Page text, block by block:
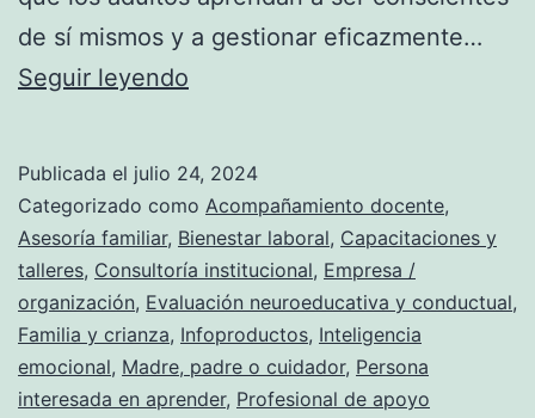
de sí mismos y a gestionar eficazmente…
Seguir leyendo
educación
emocional
para
adultos:
consejos
y
Publicada el julio 24, 2024
Categorizado como Acompañamiento docente,
Asesoría familiar, Bienestar laboral, Capacitaciones y
talleres, Consultoría institucional, Empresa /
organización, Evaluación neuroeducativa y conductual,
Familia y crianza, Infoproductos, Inteligencia
emocional, Madre, padre o cuidador, Persona
interesada en aprender, Profesional de apoyo